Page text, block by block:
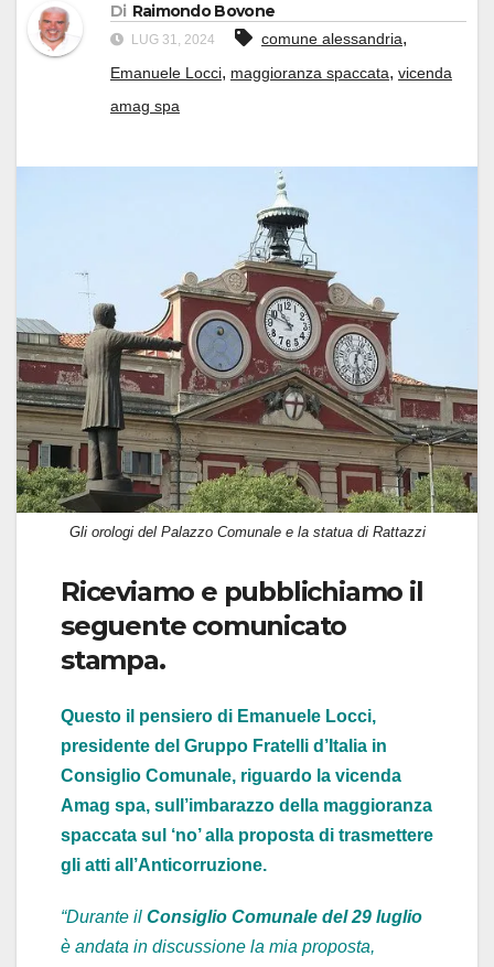
Di Raimondo Bovone
LUG 31, 2024 comune alessandria,
Emanuele Locci, maggioranza spaccata, vicenda
amag spa
Gli orologi del Palazzo Comunale e la statua di Rattazzi
Riceviamo e pubblichiamo il
seguente comunicato
stampa.
Questo il pensiero di Emanuele Locci,
presidente del Gruppo Fratelli d’Italia in
Consiglio Comunale, riguardo la vicenda
Amag spa, sull’imbarazzo della maggioranza
spaccata sul ‘no’ alla proposta di trasmettere
gli atti all’Anticorruzione.
“Durante il Consiglio Comunale del 29 luglio
è andata in discussione la mia proposta,